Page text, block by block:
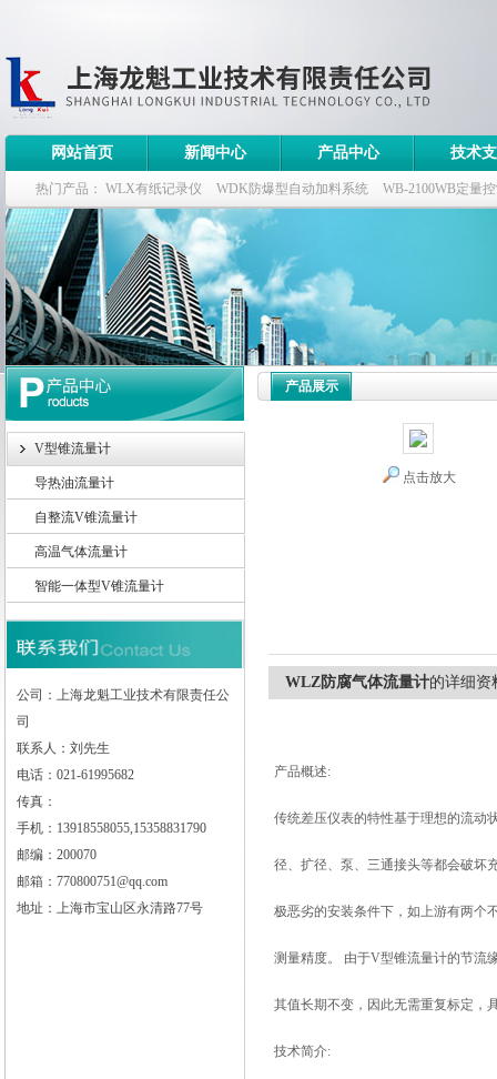
上海龙魁工业技术有限责任公司
网站首页 新闻中心 产品中心 技术
热门产品： WLX有纸记录仪 WDK防爆型自动加料系统 WB-2100WB定量
WDK流量定量控制柜 WB-2100定量装车控制仪
V型锥流量计
导热油流量计
自整流V锥流量计
高温气体流量计
智能一体型V锥流量计
公司：上海龙魁工业技术有限责任公
司
联系人：刘先生
电话：021-61995682
传真：
手机：13918558055,15358831790
邮编：200070
邮箱：770800751@qq.com
地址：上海市宝山区永清路77号
产品展示
点击放大
WLZ防腐气体流量计的详细资
产品概述:
传统差压仪表的特性基于理想的流动
径、扩径、泵、三通接头等都会破坏
极恶劣的安装条件下，如上游有两个
测量精度。 由于V型锥流量计的节流
其值长期不变，因此无需重复标定，
技术简介: